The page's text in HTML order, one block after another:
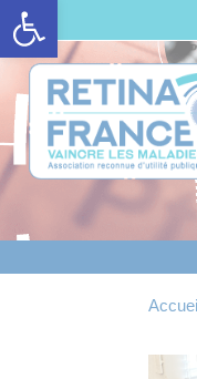
Panneau de gestion des
Ouvrir la barre d’outils